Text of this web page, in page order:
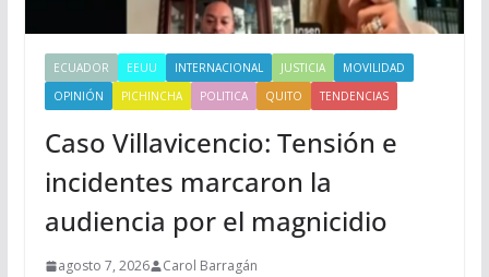
ECUADOR EEUU INTERNACIONAL JUSTICIA
MOVILIDAD
OPINIÓN
PICHINCHA POLITICA QUITO TENDENCIAS
Caso Villavicencio: Tensión e
incidentes marcaron la
audiencia por el magnicidio
agosto 7, 2026 Carol Barragán